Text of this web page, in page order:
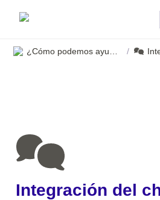
/
Integración del